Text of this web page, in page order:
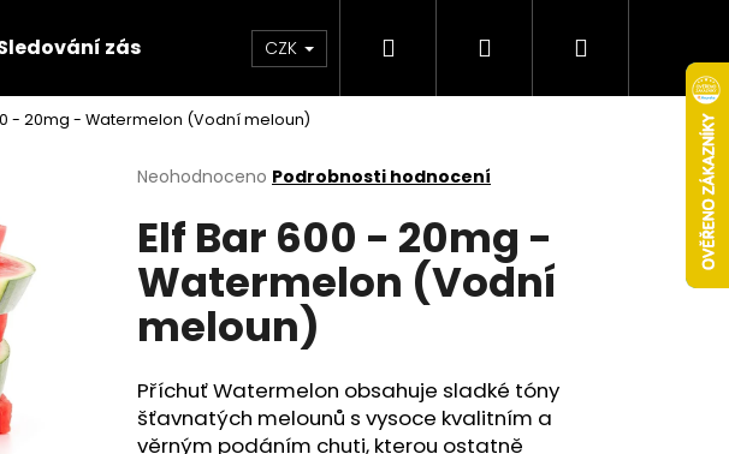
zásilek Obchodní podmínky Věrnostní program
CZK Hledat PřihlášeníNákupní
- 20mg - Watermelon (Vodní meloun)
Průměrné
produktu
je
0,0
z
5
hvězdiček.
Neohodnoceno Podrobnosti hodnocení
Elf Bar 600 - 20mg -
Watermelon (Vodní
meloun)
Příchuť Watermelon obsahuje sladké tóny
šťavnatých melounů s vysoce kvalitním a
věrným podáním chuti, kterou ostatně
HLEDAT